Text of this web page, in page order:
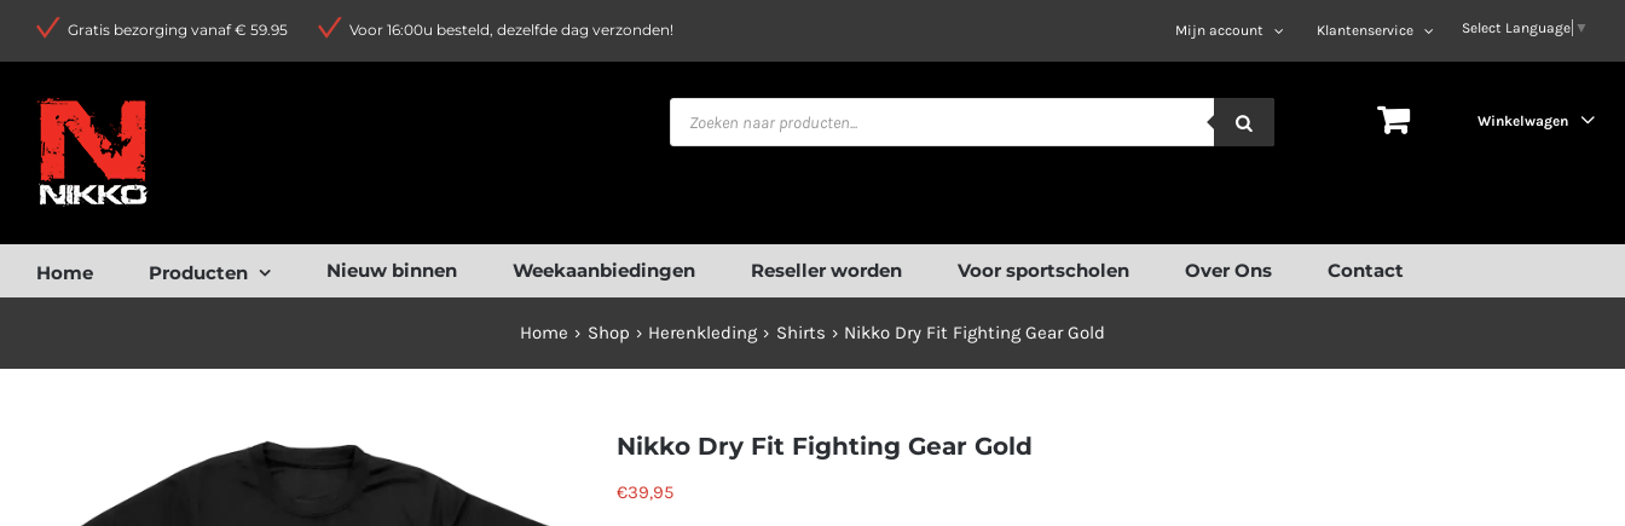
Gratis bezorging vanaf € 59.95 Voor 16:00u besteld, dezelfde dag verzonden! Select Language ▼
Mijn account Klantenservice
Winkelwagen
Producten
zoeken
Home Producten Nieuw binnen Weekaanbiedingen Reseller worden Voor sportscholen Over Ons Contact
Home Shop Herenkleding Shirts Nikko Dry Fit Fighting Gear Gold
Nikko Dry Fit Fighting Gear Gold
€39,95